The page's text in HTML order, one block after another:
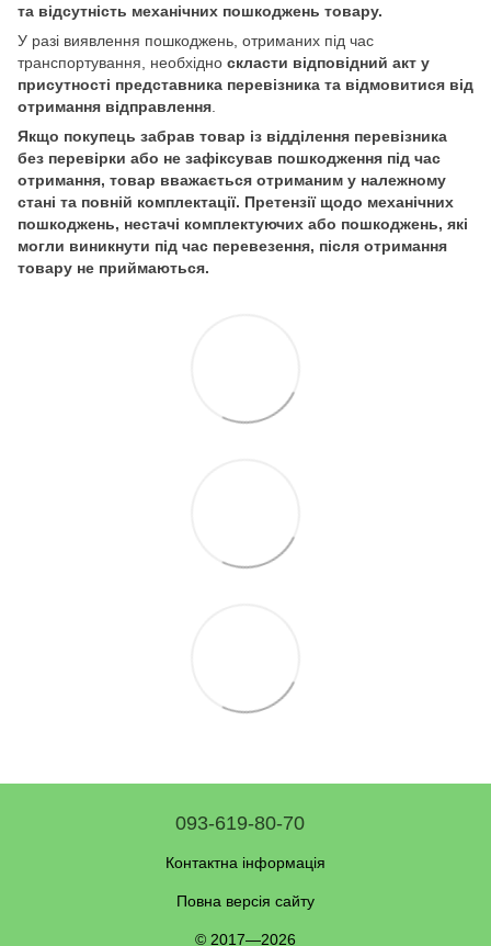
та відсутність механічних пошкоджень товару.
У разі виявлення пошкоджень, отриманих під час
транспортування, необхідно скласти відповідний акт у
присутності представника перевізника та відмовитися від
отримання відправлення
Якщо покупець забрав товар із відділення перевізника
без перевірки або не зафіксував пошкодження під час
отримання, товар вважається отриманим у належному
стані та повній комплектації. Претензії щодо механічних
пошкоджень, нестачі комплектуючих або пошкоджень, які
могли виникнути під час перевезення, після отримання
товару не приймаються.
093-619-80-70
Контактна інформація
Повна версія сайту
© 2017—2026